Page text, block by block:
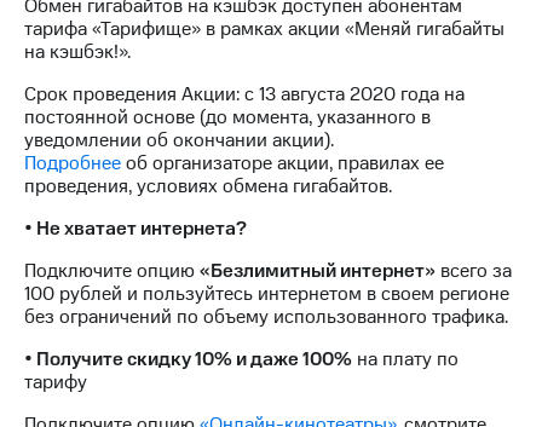
для дома
Акции
Домашний
интернет
Домашнее
Спутниковое
ТВ
Перейти
со своим
Видеонаблюдение
для дома
мес
МТС
Premium
Подписка
на гигабайты
интернета,
фильмы,
музыка
другое
Обмен гигабайтов на кэшбэк доступен абонентам
тарифа «Тарифище» в рамках акции «Меняй гигабайты
на кэшбэк!».
Срок проведения Акции: с 13 августа 2020 года на
постоянной основе (до момента, указанного в
уведомлении об окончании акции).
Подробнееоб организаторе акции, правилах ее
проведения, условиях обмена гигабайтов.
• Не хватает интернета?
Подключите опцию«Безлимитный интернет» всего за
100 рублей и пользуйтесь интернетом в своем регионе
без ограничений по объему использованного трафика.
• Получите скидку 10% и даже 100% на плату по
тарифу